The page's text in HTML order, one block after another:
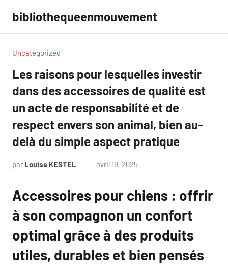
contenu
bibliothequeenmouvement
Uncategorized
Les raisons pour lesquelles investir
dans des accessoires de qualité est
un acte de responsabilité et de
respect envers son animal, bien au-
delà du simple aspect pratique
par Louise KESTEL avril 19, 2025
Accessoires pour chiens : offrir
à son compagnon un confort
optimal grâce à des produits
utiles, durables et bien pensés